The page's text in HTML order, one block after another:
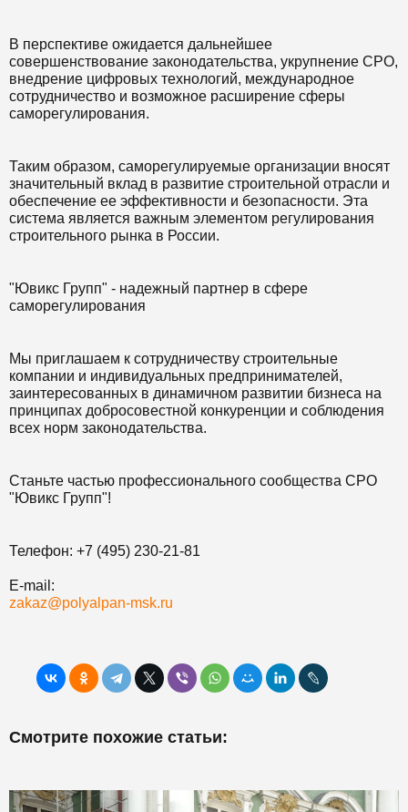
В перспективе ожидается дальнейшее
совершенствование законодательства, укрупнение СРО,
внедрение цифровых технологий, международное
сотрудничество и возможное расширение сферы
саморегулирования.
Таким образом, саморегулируемые организации вносят
значительный вклад в развитие строительной отрасли и
обеспечение ее эффективности и безопасности. Эта
система является важным элементом регулирования
строительного рынка в России.
"Ювикс Групп" - надежный партнер в сфере
саморегулирования
Мы приглашаем к сотрудничеству строительные
компании и индивидуальных предпринимателей,
заинтересованных в динамичном развитии бизнеса на
принципах добросовестной конкуренции и соблюдения
всех норм законодательства.
Станьте частью профессионального сообщества СРО
"Ювикс Групп"!
Телефон: +7 (495) 230-21-81
E-mail:
zakaz@polyalpan-msk.ru
Смотрите похожие статьи: